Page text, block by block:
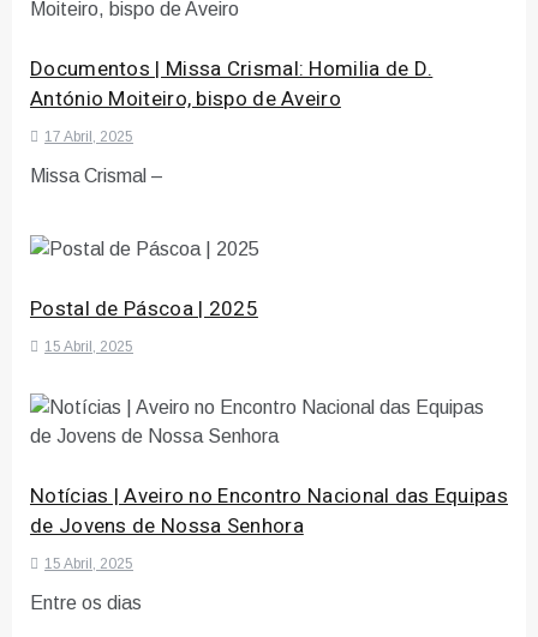
Documentos | Missa Crismal: Homilia de D.
António Moiteiro, bispo de Aveiro
17 Abril, 2025
Missa Crismal –
Postal de Páscoa | 2025
15 Abril, 2025
Notícias | Aveiro no Encontro Nacional das Equipas
de Jovens de Nossa Senhora
15 Abril, 2025
Entre os dias